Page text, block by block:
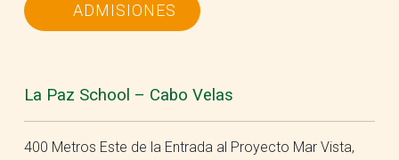
ADMISIONES
La Paz School – Cabo Velas
400 Metros Este de la Entrada al Proyecto Mar Vista,